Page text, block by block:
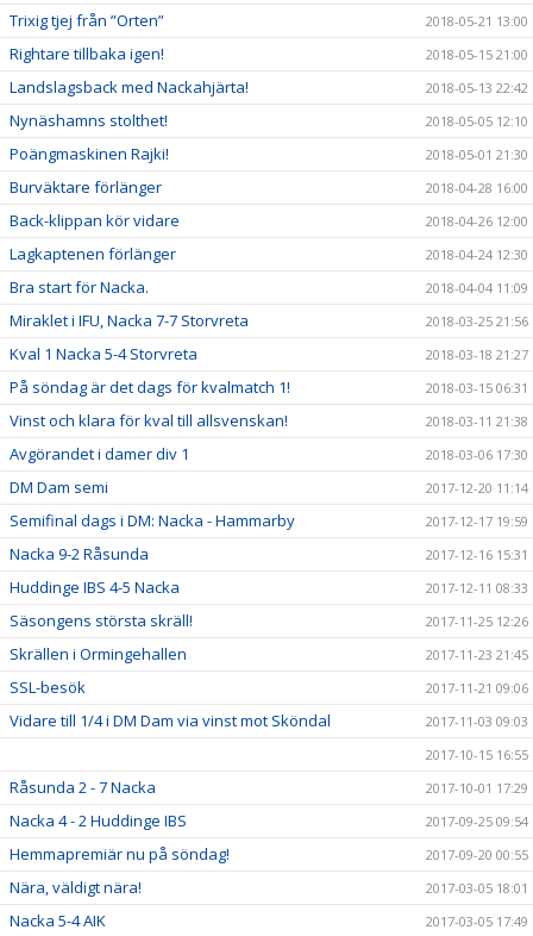
Trixig tjej från ”Orten” 2018-05-21 13:00
Rightare tillbaka igen! 2018-05-15 21:00
Landslagsback med Nackahjärta! 2018-05-13 22:42
Nynäshamns stolthet! 2018-05-05 12:10
Poängmaskinen Rajki! 2018-05-01 21:30
Burväktare förlänger 2018-04-28 16:00
Back-klippan kör vidare 2018-04-26 12:00
Lagkaptenen förlänger 2018-04-24 12:30
Bra start för Nacka. 2018-04-04 11:09
Miraklet i IFU, Nacka 7-7 Storvreta 2018-03-25 21:56
Kval 1 Nacka 5-4 Storvreta 2018-03-18 21:27
På söndag är det dags för kvalmatch 1! 2018-03-15 06:31
Vinst och klara för kval till allsvenskan! 2018-03-11 21:38
Avgörandet i damer div 1 2018-03-06 17:30
DM Dam semi 2017-12-20 11:14
Semifinal dags i DM: Nacka - Hammarby 2017-12-17 19:59
Nacka 9-2 Råsunda 2017-12-16 15:31
Huddinge IBS 4-5 Nacka 2017-12-11 08:33
Säsongens största skräll! 2017-11-25 12:26
Skrällen i Ormingehallen 2017-11-23 21:45
SSL-besök 2017-11-21 09:06
Vidare till 1/4 i DM Dam via vinst mot Sköndal
2017-11-03 09:03
2017-10-15 16:55
Råsunda 2 - 7 Nacka 2017-10-01 17:29
Nacka 4 - 2 Huddinge IBS 2017-09-25 09:54
Hemmapremiär nu på söndag! 2017-09-20 00:55
Nära, väldigt nära! 2017-03-05 18:01
Nacka 5-4 AIK 2017-03-05 17:49